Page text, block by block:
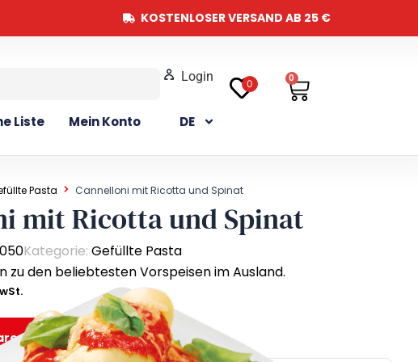
KOSTENLOSER VERSAND AB 25 €
Login 0 0
Liste Mein Konto DE
Pasta Cannelloni mit Ricotta und Spinat
mit Ricotta und Spinat
Kategorie: Gefüllte Pasta
zu den beliebtesten Vorspeisen im Ausland.